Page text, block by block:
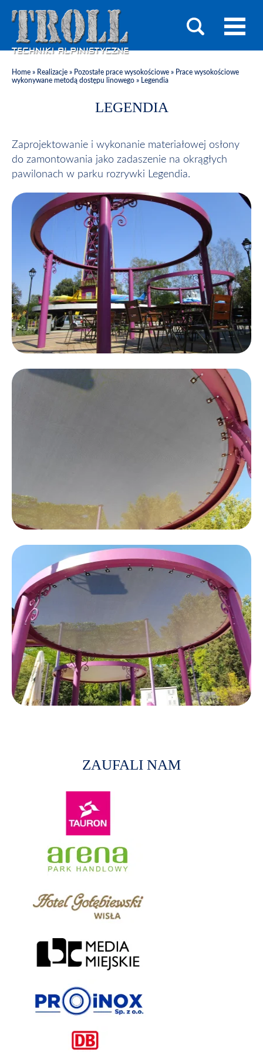
Home » Realizacje » Pozostałe prace wysokościowe » Prace wysokościowe
wykonywane metodą dostępu linowego » Legendia
LEGENDIA
Zaprojektowanie i wykonanie materiałowej osłony
do zamontowania jako zadaszenie na okrągłych
pawilonach w parku rozrywki Legendia.
ZAUFALI NAM